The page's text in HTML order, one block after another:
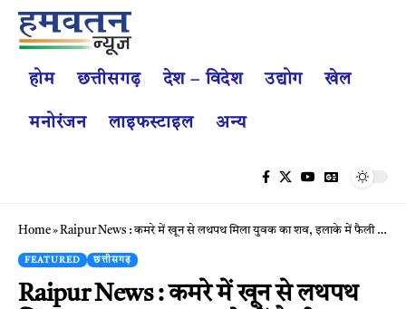
होम छत्तीसगढ़ देश – विदेश उद्योग खेल
मनोरंजन लाइफस्टाइल अन्य
Home» Raipur News : कमरे में खून से लथपथ मिला युवक का शव, इलाके में फैली सनसनी, जांच में जुटी पुलिस
FEATURED छत्तीसगढ़
Raipur News : कमरे में खून से लथपथ